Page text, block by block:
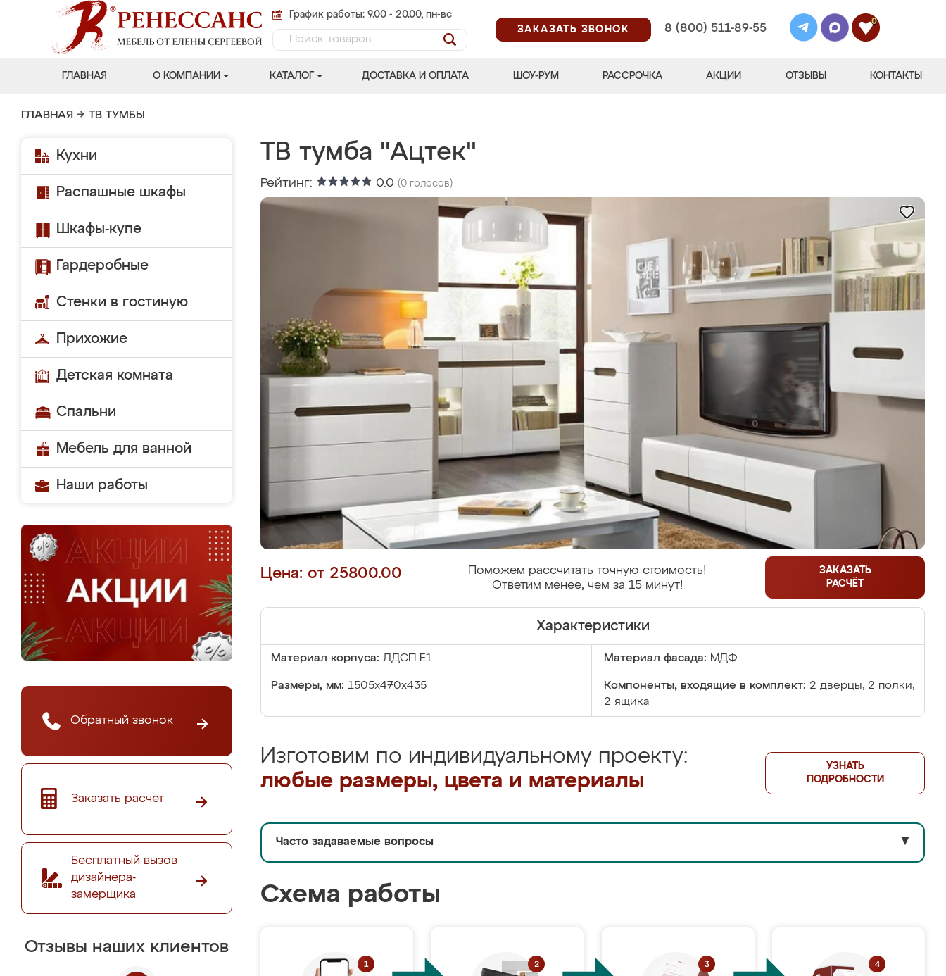
График работы: 9.00 - 20.00, пн-вс
ЗАКАЗАТЬ ЗВОНОК
8 (800) 511-89-55
0
ГЛАВНАЯ О КОМПАНИИ КАТАЛОГ ДОСТАВКА И ОПЛАТА ШОУ-РУМ РАССРОЧКА АКЦИИ ОТЗЫВЫ КОНТАКТЫ
ГЛАВНАЯ → ТВ ТУМБЫ
Кухни
Распашные шкафы
Шкафы-купе
Гардеробные
Стенки в гостиную
Прихожие
Детская комната
Спальни
Мебель для ванной
Наши работы
Обратный звонок
Заказать расчёт
Бесплатный вызов
дизайнера-
замерщика
Отзывы наших клиентов
ТВ тумба "Ацтек"
Рейтинг: 0.0 (0 голосов)
Цена: от 25800.00
Поможем рассчитать точную стоимость!
Ответим менее, чем за 15 минут!
ЗАКАЗАТЬ
РАСЧЁТ
Характеристики
Материал корпуса: ЛДСП Е1 Материал фасада: МДФ
Размеры, мм: 1505x470x435 Компоненты, входящие в комплект: 2 дверцы, 2 полки,
2 ящика
Изготовим по индивидуальному проекту:
любые размеры, цвета и материалы
УЗНАТЬ
ПОДРОБНОСТИ
Часто задаваемые вопросы ▼
Схема работы